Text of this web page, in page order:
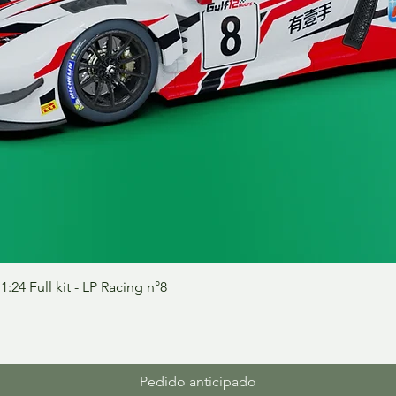
Vista rápida
Full kit - LP Racing n°8
Pedido anticipado